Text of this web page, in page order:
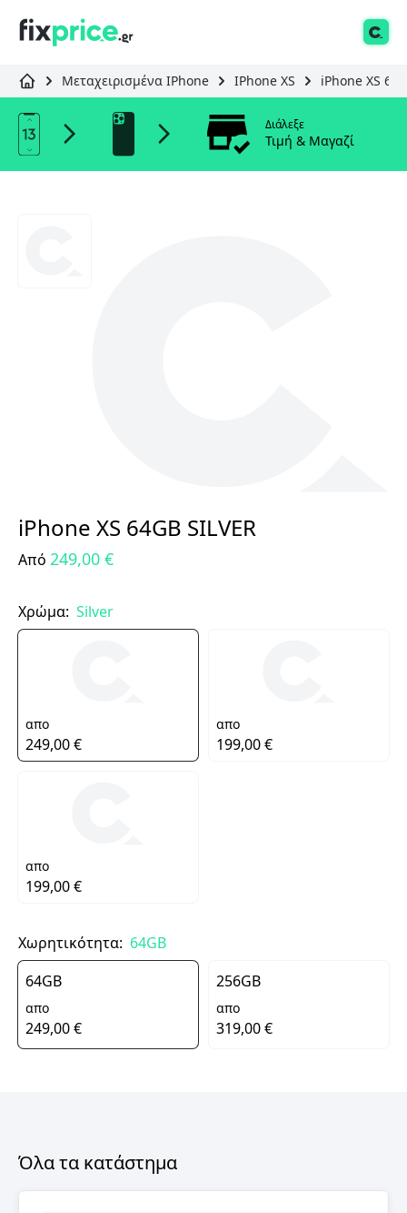
Μεταχειρισμένα IPhone IPhone XS iPhone XS
Διάλεξε
Τιμή & Μαγαζί
iPhone XS 64GB SILVER
Από 249,00 €
Χρώμα: Silver
απο
249,00 €
απο
199,00 €
απο
199,00 €
Χωρητικότητα: 64GB
64GB
απο
249,00 €
256GB
απο
319,00 €
Όλα τα κατάστημα